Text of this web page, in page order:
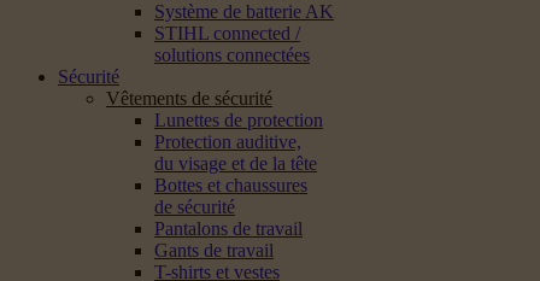
Système de batterie AK
STIHL connected /
solutions connectées
Sécurité
Vêtements de sécurité
Lunettes de protection
Protection auditive,
du visage et de la tête
Bottes et chaussures
de sécurité
Pantalons de travail
Gants de travail
T-shirts et vestes